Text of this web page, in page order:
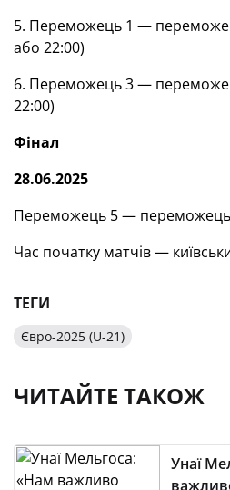
5. Переможець 1 —
або 22:00)
6. Переможець 3 —
22:00)
Фінал
28.06.2025
Переможець 5 — переможець
Час початку матчів —
ТЕГИ
Євро-2025 (U-21)
ЧИТАЙТЕ ТАКОЖ
Унаї